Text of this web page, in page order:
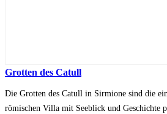
Grotten des Catull
Die Grotten des Catull in Sirmione sind die
römischen Villa mit Seeblick und Geschichte